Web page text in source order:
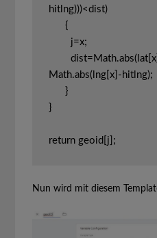
hitlng)))<dist)
      {
        dist=Math.abs(lat[x]-hitlat) +
Math.abs(lng[x]-hitlng);
}
return geoid[j];
Nun wird mit diesem